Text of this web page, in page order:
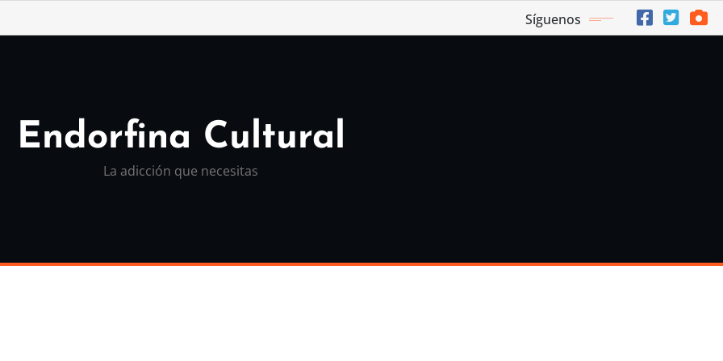
Síguenos
Endorfina Cultural
La adicción que necesitas